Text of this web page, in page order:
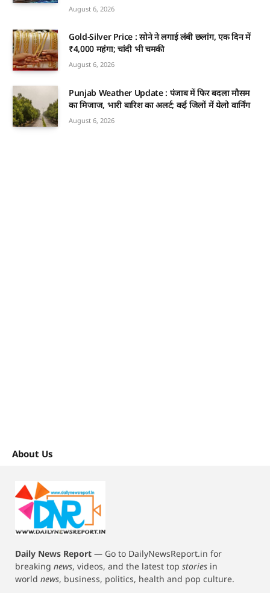
August 6, 2026
Gold-Silver Price : सोने ने लगाई लंबी छलांग, एक दिन में
₹4,000 महंगा; चांदी भी चमकी
August 6, 2026
Punjab Weather Update : पंजाब में फिर बदला मौसम
का मिजाज, भारी बारिश का अलर्ट; कई जिलों में येलो वार्निंग
August 6, 2026
About Us
Daily News Report — Go to DailyNewsReport.in for
breaking news, videos, and the latest top stories in
world news, business, politics, health and pop culture.